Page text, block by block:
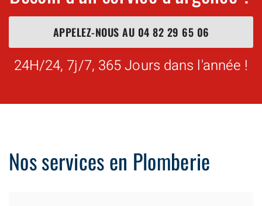
APPELEZ-NOUS AU 04 82 29 65 06
24H/24, 7j/7, 365 Jours dans l'année !
Nos services en Plomberie